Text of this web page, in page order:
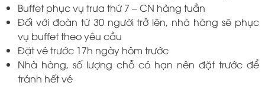
Buffet phục vụ trưa thứ 7 – CN hàng tuần
Đối với đoàn từ 30 người trở lên, nhà hàng sẽ phục
vụ buffet theo yêu cầu
Đặt vé trước 17h ngày hôm trước
Nhà hàng, số lượng chỗ có hạn nên đặt trước để
tránh hết vé